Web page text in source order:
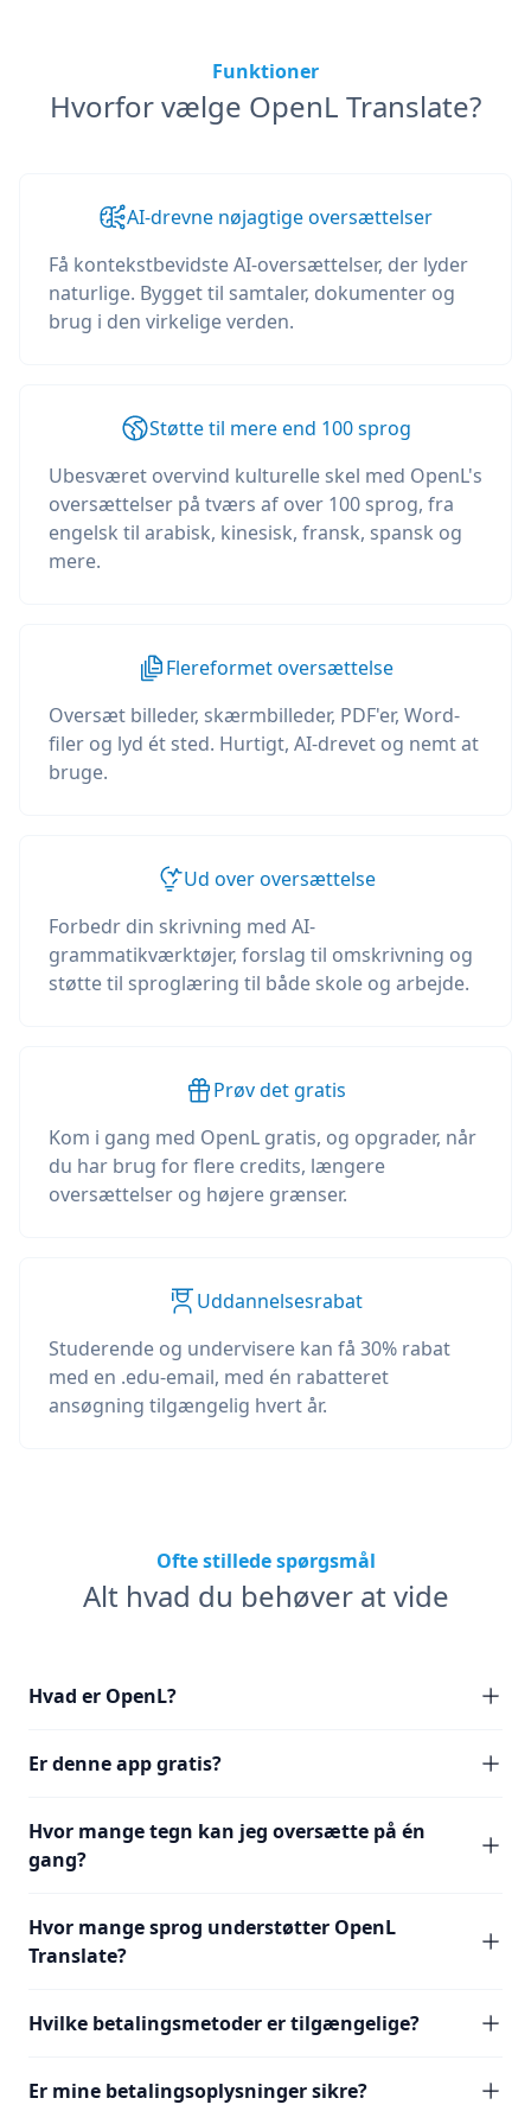
Funktioner
Hvorfor vælge OpenL Translate?
AI-drevne nøjagtige oversættelser
Få kontekstbevidste AI-oversættelser, der lyder
naturlige. Bygget til samtaler, dokumenter og
brug i den virkelige verden.
Støtte til mere end 100 sprog
Ubesværet overvind kulturelle skel med OpenL's
oversættelser på tværs af over 100 sprog, fra
engelsk til arabisk, kinesisk, fransk, spansk og
mere.
Flereformet oversættelse
Oversæt billeder, skærmbilleder, PDF'er, Word-
filer og lyd ét sted. Hurtigt, AI-drevet og nemt at
bruge.
Ud over oversættelse
Forbedr din skrivning med AI-
grammatikværktøjer, forslag til omskrivning og
støtte til sproglæring til både skole og arbejde.
Prøv det gratis
Kom i gang med OpenL gratis, og opgrader, når
du har brug for flere credits, længere
oversættelser og højere grænser.
Uddannelsesrabat
Studerende og undervisere kan få 30% rabat
med en .edu-email, med én rabatteret
ansøgning tilgængelig hvert år.
Ofte stillede spørgsmål
Alt hvad du behøver at vide
Hvad er OpenL?
Er denne app gratis?
Hvor mange tegn kan jeg oversætte på én
gang?
Hvor mange sprog understøtter OpenL
Translate?
Hvilke betalingsmetoder er tilgængelige?
Er mine betalingsoplysninger sikre?